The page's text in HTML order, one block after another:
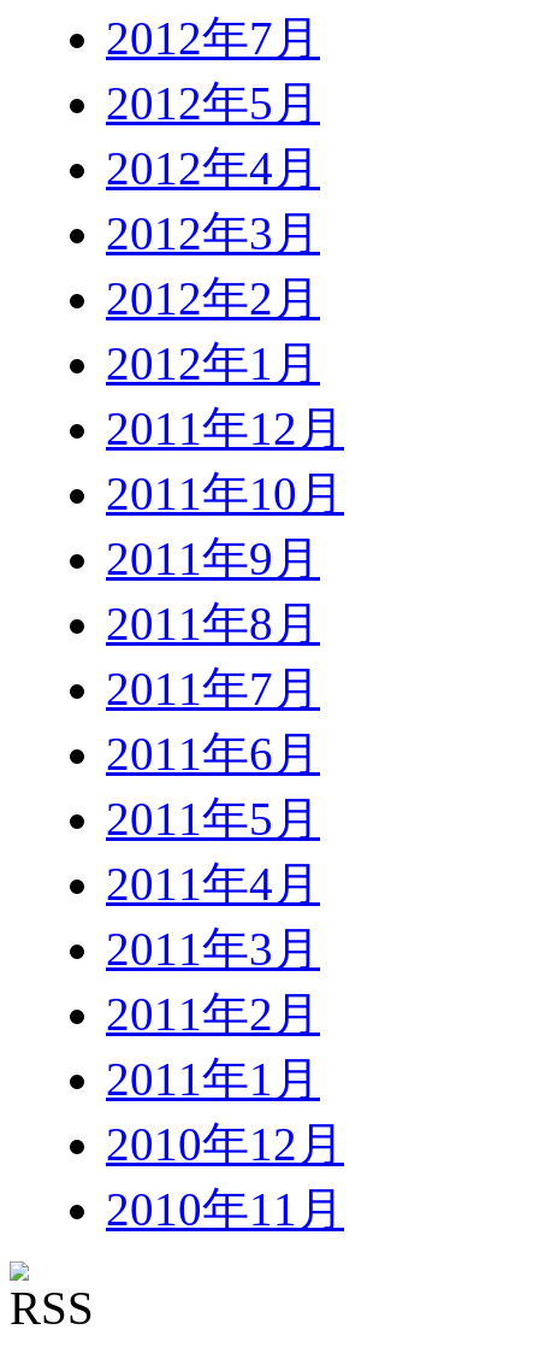
2012年7月
2012年5月
2012年4月
2012年3月
2012年2月
2012年1月
2011年12月
2011年10月
2011年9月
2011年8月
2011年7月
2011年6月
2011年5月
2011年4月
2011年3月
2011年2月
2011年1月
2010年12月
2010年11月